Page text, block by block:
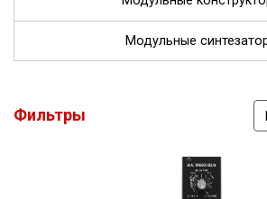
Модульные
Фильтры